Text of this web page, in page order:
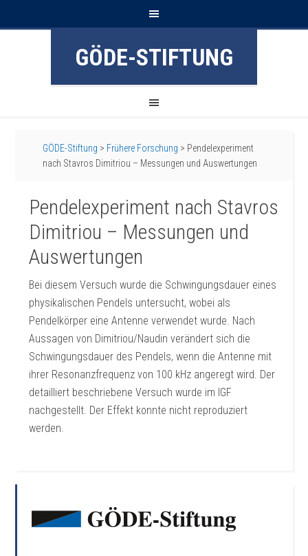
GÖDE-STIFTUNG
GÖDE-Stiftung > Frühere Forschung > Pendelexperiment
nach Stavros Dimitriou – Messungen und Auswertungen
Pendelexperiment nach Stavros
Dimitriou – Messungen und
Auswertungen
Bei diesem Versuch wurde die Schwingungsdauer eines
physikalischen Pendels untersucht, wobei als
Pendelkörper eine Antenne verwendet wurde. Nach
Aussagen von Dimitriou/Naudin verändert sich die
Schwingungsdauer des Pendels, wenn die Antenne mit
ihrer Resonanzfrequenz von 100 kHz angeregt wird. Der
detailliert beschriebene Versuch wurde im IGF
nachgestellt. Der Effekt konnte nicht reproduziert
werden.